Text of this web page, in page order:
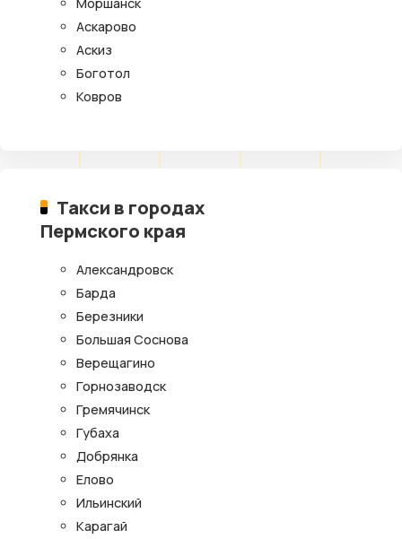
Аскарово
Аскиз
Боготол
Ковров
Такси в городах
Пермского края
Александровск
Барда
Березники
Большая Соснова
Верещагино
Горнозаводск
Гремячинск
Губаха
Добрянка
Елово
Ильинский
Карагай